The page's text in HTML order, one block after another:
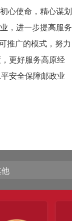
心使命，精心谋划
，进一步提高服务
推广的模式，努力
更好服务高原经
安全保障邮政业